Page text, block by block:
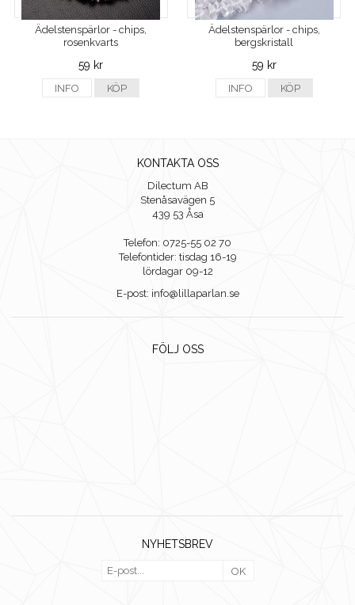
Ädelstenspärlor - chips,
rosenkvarts
59 kr
INFO KÖP
Ädelstenspärlor - chips,
bergskristall
59 kr
INFO KÖP
KONTAKTA OSS
Dilectum AB
Stenåsavägen 5
439 53 Åsa
Telefon: 0725-55 02 70
Telefontider: tisdag 16-19
lördagar 09-12
E-post: info@lillaparlan.se
FÖLJ OSS
NYHETSBREV
OK